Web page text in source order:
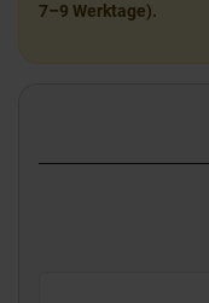
7–9 Werktage).